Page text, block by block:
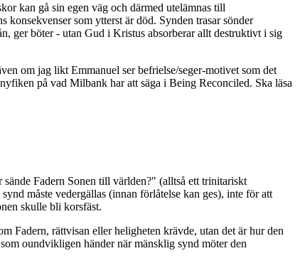
kan gå sin egen väg och därmed utelämnas till
konsekvenser som ytterst är död. Synden trasar sönder
ger böter - utan Gud i Kristus absorberar allt destruktivt i sig
om jag likt Emmanuel ser befrielse/seger-motivet som det
på vad Milbank har att säga i Being Reconciled. Ska läsa
Fadern Sonen till världen?" (alltså ett trinitariskt
måste vedergällas (innan förlåtelse kan ges), inte för att
skulle bli korsfäst.
Fadern, rättvisan eller heligheten krävde, utan det är hur den
oundvikligen händer när mänsklig synd möter den